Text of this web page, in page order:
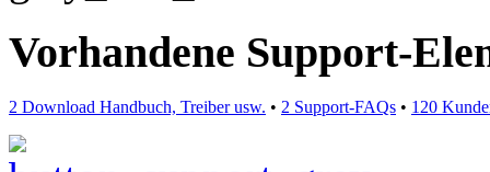
Vorhandene Support-
2 Download Handbuch, Treiber usw. • 2 Support-FAQs • 120